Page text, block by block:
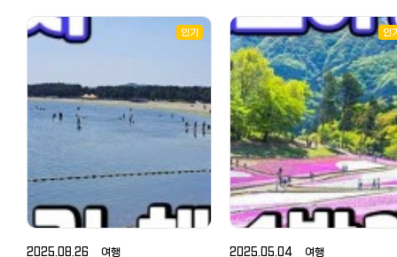
사용, 이 화면을 제시하셔도 됩니다.
계산할 때 할인쿠폰 + 여권제시하면
만엔 이상 구매시 5% 할인5만엔 이
상 구매시 7% 할인 3. 빅카메라 전
자제품 뿐 아니라 드럭스토어로도
인기 있는 일본의 '빅카메라 할인쿠
비꾸 비꾸카메라'라는 씨엠송으로
유명합니다. 가전뿐만 아니라 드럭
스토어, 잡화, 일용품까지 팔고 있어
서 원스톱 쇼핑이 가능합니다. 계열
사인 코지마, 소프맵에서도 사용 가
미지 저장 후 사용, 이 화면을 제시
파카, 양, 염소, 그리고 물가에서 뒤
뚱거리는 오리들까지! 파라다이스
밸리는 그야말로 '동물들의 천국'입
헤엄치는 모습도 볼 수 있어요. 발길
닿는 곳마다 귀여운 생명체들이 가
득해 지루할 틈이 없습니다. 왜 '홍길
동 투어'와 함께 가야 할까요? 동물
들과의 완벽한 교감: 어느 타이밍에
테랑 가이드가 딱딱 짚어드려요.
숙박이 빠지지 않았어요. 이번 겨울
추천하는 삿포로 료칸은 조잔케이
온천마을이고 가성비 료칸 소개해
습을 기대할 텐데요 삿포로 온천은
조잔케이 온천마을만 4-5번을 다녀
왔고 그 안에서 시카노유 료칸, 하나
모미지 숙박을 주로 했습니다. 그런
천여행을 즐길 수 있었는데요 삿포
로 온천 즐기는 건 물론이고 마을 자
체도 크지 않지만 족욕할 수 있는 곳
도 너무 만족했어요. 1. 삿포로 료칸
시카노유 가는법 호텔 송영버스 예
약 / 갓파라이너 예약 삿포로 시카
노유 료칸은 하나모미지와 함께 운
나 어디로 가야할지 몰라, 결국
보는 것도 귀찮아져서 여행을 포
하기도 합니다. 그럴 때 저는 한국에
서 학창시절부터 애용하고 있는
일 버스 투어를 이용합니다. 일
와서는 더욱 대담해져 무려 혼자
당일 버스 투어를 즐기고 있습니
처음에는 상당히 용기가 필요했
만, 작년 하코네 당일 버스 투어
이용한 저는 자신감이 붙었고,
에는 최근에 인기를 얻고 있는 '
보소' 당일 버스 투어를 즐기고
니다. 10월 5일 일요일, 꽤 선선해진
10월 초순 일요일, 버스가 만원
서 옆에 모르는 아재라도 앉으면
쩌나 걱정하고 있었지만, 의외로
리는 여유가 있었습니다. 이번 목적
인기
2025.08.26 여행
인
2025.05.04 여행